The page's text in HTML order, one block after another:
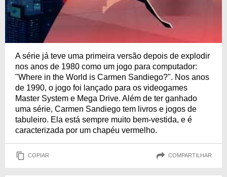
A série já teve uma primeira versão depois de explodir
nos anos de 1980 como um jogo para computador:
"Where in the World is Carmen Sandiego?". Nos anos
de 1990, o jogo foi lançado para os videogames
Master System e Mega Drive. Além de ter ganhado
uma série, Carmen Sandiego tem livros e jogos de
tabuleiro. Ela está sempre muito bem-vestida, e é
caracterizada por um chapéu vermelho.
COPIAR COMPARTILHAR